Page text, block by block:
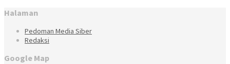
Halaman
Pedoman Media Siber
Redaksi
Google Map